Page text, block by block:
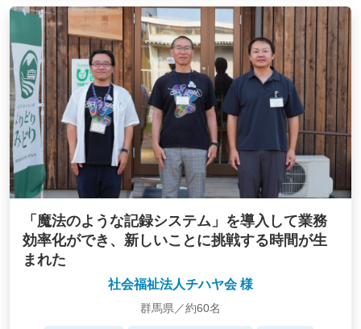
「魔法のような記録システム」を導入して業務
効率化ができ、新しいことに挑戦する時間が生
まれた
社会福祉法人チハヤ会 様
群馬県／約60名